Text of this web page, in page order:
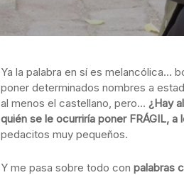
Ya la palabra en sí es melancólica…
poner determinados nombres a
al menos el castellano, pero… ¿Hay
quién se le ocurriría poner FRÁGIL, a
pedacitos muy pequeños.
Y me pasa sobre todo con palabras